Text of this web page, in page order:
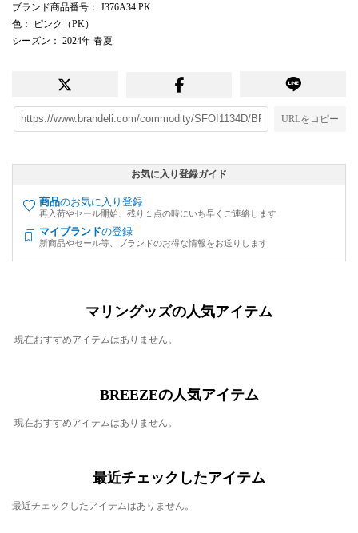
ブランド商品番号 ： J376A34 PK
色 ： ピンク（PK）
シーズン ： 2024年 春夏
URLをコピー
お気に入り登録ガイド
商品のお気に入り登録
再入荷やセール開始、残り１点の時にいち早くご連絡します
マイブランドの登録
新商品やセール等、ブランドのお得な情報をお送りします
マリングッズの人気アイテム
現在おすすめアイテムはありません。
BREEZEの人気アイテム
現在おすすめアイテムはありません。
最近チェックしたアイテム
最近チェックしたアイテムはありません。